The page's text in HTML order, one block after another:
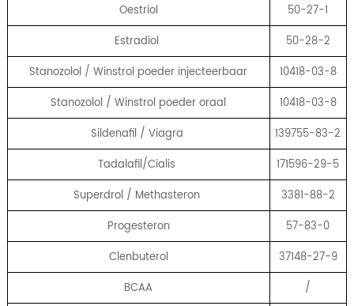
Oestriol
50-27-1
Estradiol
50-28-2
Stanozolol / Winstrol poeder injecteerbaar
10418-03-8
Stanozolol / Winstrol poeder oraal
10418-03-8
Sildenafil / Viagra
139755-83-2
Tadalafil/Cialis
171596-29-5
Superdrol / Methasteron
3381-88-2
Progesteron
57-83-0
Clenbuterol
37148-27-9
BCAA
/